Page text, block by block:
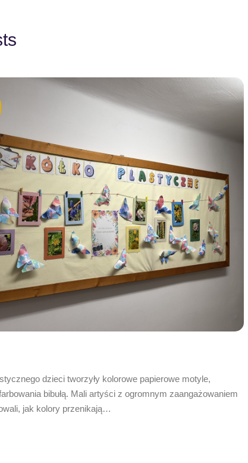
dzieci tworzyły kolorowe papierowe motyle,
bibułą. Mali artyści z ogromnym zaangażowaniem
jak kolory przenikają…